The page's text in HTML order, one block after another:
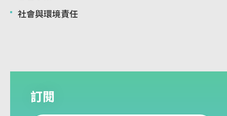
社會與環境責任
訂閱